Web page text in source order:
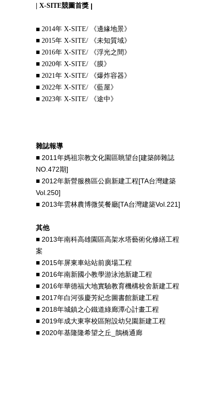
X-SITE競圖首獎 |
■ 2014年 X-SITE/ 《邊緣地景》
■ 2015年 X-SITE/ 《未知質域》
■ 2016年 X-SITE/
《浮光之間》
■ 2020年 X-SITE/ 《膜》
■ 2021年 X-SITE/ 《爆炸容器》
■ 2022年 X-SITE/ 《藍屋》
■ 2023年 X-SITE/ 《途中》
雜誌報導
■ 2011年媽祖宗教文化園區眺望台[建築師雜誌
NO.472期]
■ 2012年新營服務區公廁新建工程[TA台灣建築
Vol.250]
■ 2013年雲林農博微笑餐廳[TA台灣建築Vol.221]
其他
■ 2013年南科高雄園區高架水塔藝術化修繕工程
案
■ 2015年屏東車站站前廣場工程
■ 2016年南新國小教學游泳池新建工程
■ 2016年華德福大地實驗教育機構校舍新建工程
■ 2017年白河張慶芳紀念圖書館新建工程
■ 2018年城鎮之心鐵道綠廊潭心計畫工程
■ 2019年成大東寧校區附設幼兒園新建工程
■ 2020年基隆隆希望之丘_鵲橋通廊